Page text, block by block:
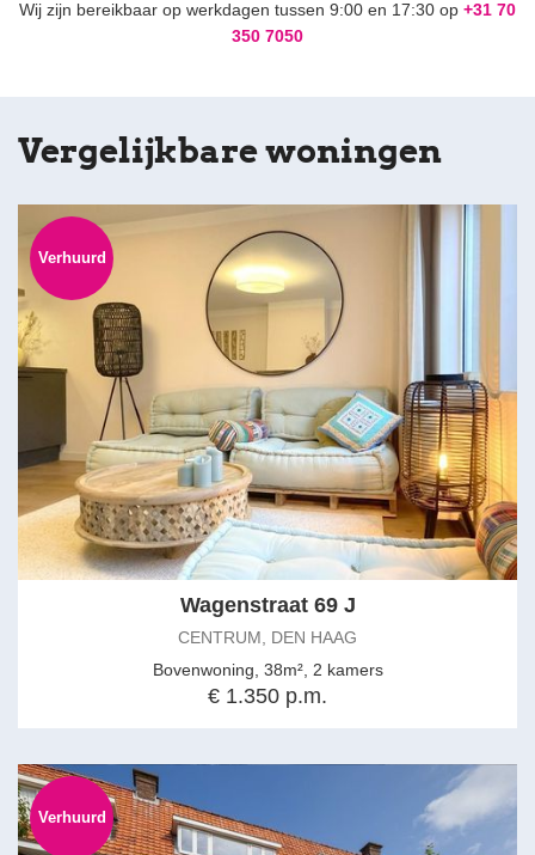
Wij zijn bereikbaar op werkdagen tussen 9:00 en 17:30 op +31 70
350 7050
Vergelijkbare woningen
Verhuurd
Wagenstraat 69 J
CENTRUM, DEN HAAG
Bovenwoning, 38m², 2 kamers
€ 1.350 p.m.
Verhuurd